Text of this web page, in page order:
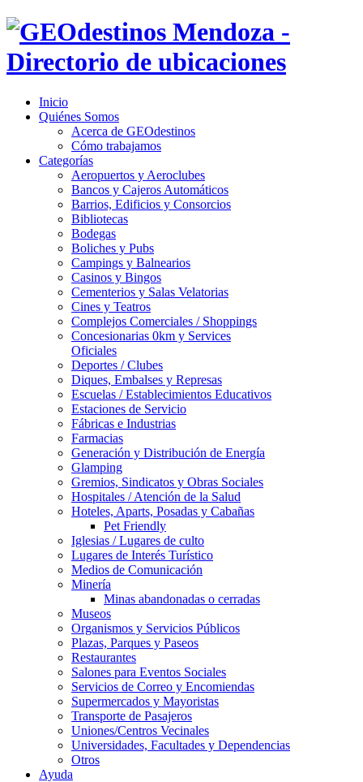
Inicio
Quiénes Somos
Acerca de GEOdestinos
Cómo trabajamos
Categorías
Aeropuertos y Aeroclubes
Bancos y Cajeros Automáticos
Barrios, Edificios y Consorcios
Bibliotecas
Bodegas
Boliches y Pubs
Campings y Balnearios
Casinos y Bingos
Cementerios y Salas Velatorias
Cines y Teatros
Complejos Comerciales / Shoppings
Concesionarias 0km y Services
Oficiales
Deportes / Clubes
Diques, Embalses y Represas
Escuelas / Establecimientos Educativos
Estaciones de Servicio
Fábricas e Industrias
Farmacias
Generación y Distribución de Energía
Glamping
Gremios, Sindicatos y Obras Sociales
Hospitales / Atención de la Salud
Hoteles, Aparts, Posadas y Cabañas
Pet Friendly
Iglesias / Lugares de culto
Lugares de Interés Turístico
Medios de Comunicación
Minería
Minas abandonadas o cerradas
Museos
Organismos y Servicios Públicos
Plazas, Parques y Paseos
Restaurantes
Salones para Eventos Sociales
Servicios de Correo y Encomiendas
Supermercados y Mayoristas
Transporte de Pasajeros
Uniones/Centros Vecinales
Universidades, Facultades y Dependencias
Otros
Ayuda